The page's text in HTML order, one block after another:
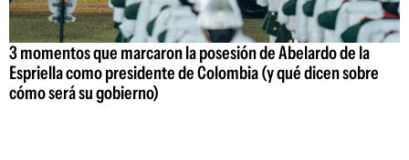
3 momentos que marcaron la posesión de Abelardo de la
Espriella como presidente de Colombia (y qué dicen sobre
cómo será su gobierno)